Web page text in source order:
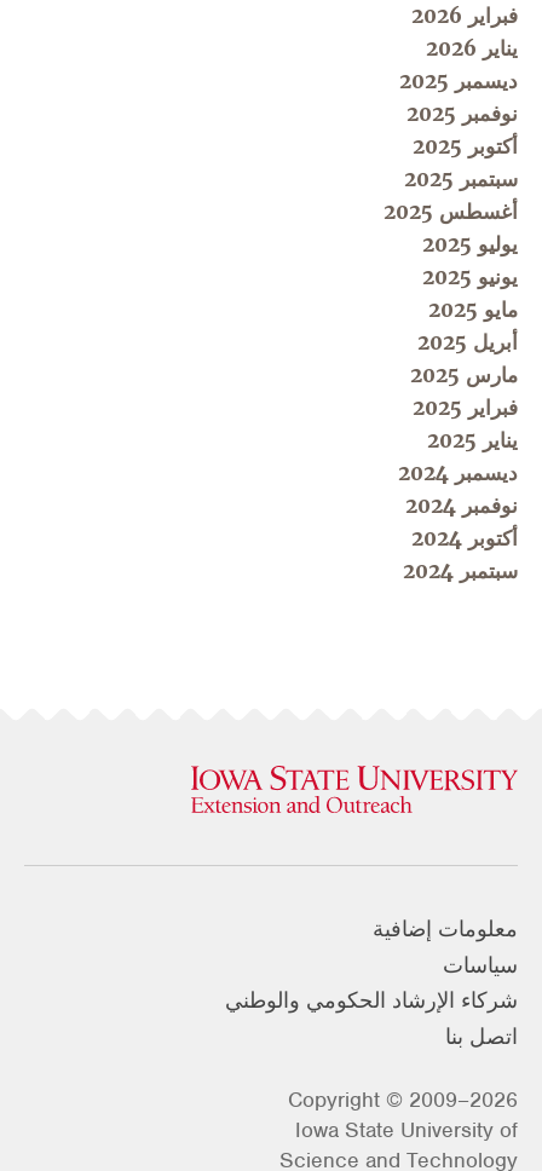
فبراير 2026
يناير 2026
ديسمبر 2025
نوفمبر 2025
أكتوبر 2025
سبتمبر 2025
أغسطس 2025
يوليو 2025
يونيو 2025
مايو 2025
أبريل 2025
مارس 2025
فبراير 2025
يناير 2025
ديسمبر 2024
نوفمبر 2024
أكتوبر 2024
سبتمبر 2024
معلومات إضافية
سياسات
شركاء الإرشاد الحكومي والوطني
اتصل بنا
Copyright © 2009–2026
Iowa State University of
Science and Technology